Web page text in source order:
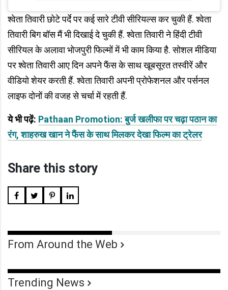
श्वेता तिवारी छोटे पर्दे पर कई सारे टीवी सीरियल्स कर चुकी हैं. श्वेता
तिवारी बिग बॉस मैं भी दिखाई दे चुकी हैं. श्वेता तिवारी ने हिंदी टीवी
सीरियल के अलावा भोजपुरी फिल्मों में भी काम किया है. सोशल मीडिया
पर श्वेता तिवारी आए दिन अपने फैंस के साथ खूबसूरत तस्वीरें और
वीडियो शेयर करती हैं. श्वेता तिवारी अपनी प्रोफेशनल और पर्सनल
लाइफ दोनों की वजह से चर्चा में रहती हैं.
ये भी पढ़ें: Pathaan Promotion: बुर्ज खलीफा पर चढ़ा पठान का
रंग, शाहरुख खान ने फैंस के साथ मिलकर देखा फिल्म का ट्रेलर
Share this story
From Around the Web
Trending News